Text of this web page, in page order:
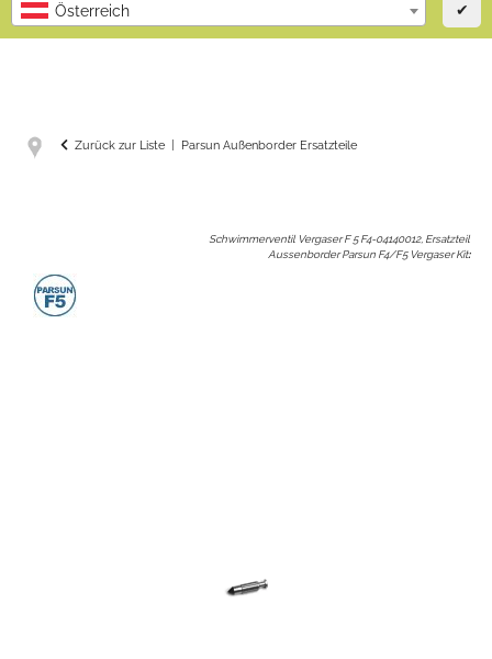
Österreich ✔
Zurück zur Liste Parsun Außenborder Ersatzteile
Schwimmerventil Vergaser F 5 F4-04140012, Ersatzteil
Aussenborder Parsun F4/F5 Vergaser Kit: